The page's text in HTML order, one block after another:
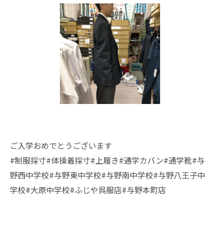
ご入学おめでとうございます
#制服採寸#体操着採寸#上履き#通学カバン#通学靴#与
野西中学校#与野東中学校#与野南中学校#与野八王子中
学校#大原中学校#ふじや呉服店#与野本町店